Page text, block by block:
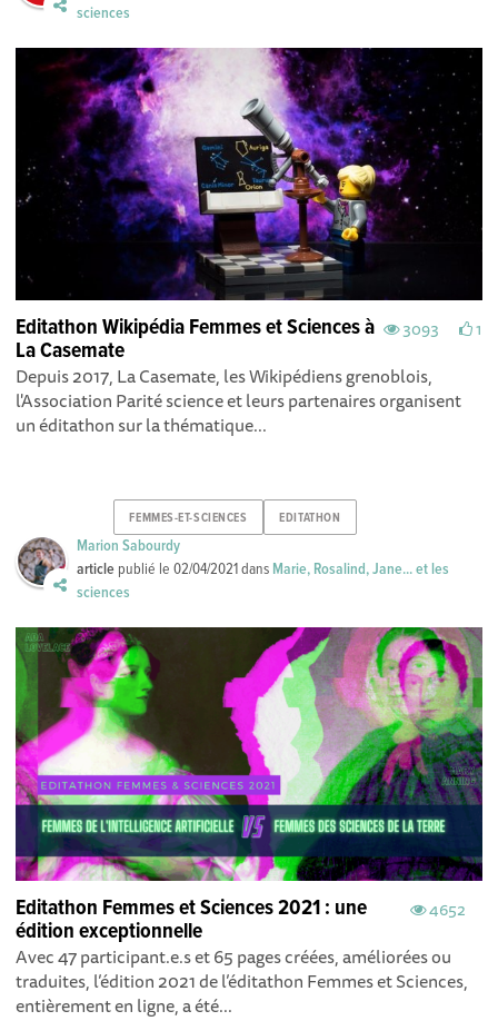
sciences
3093 1
Editathon Wikipédia Femmes et Sciences à
La Casemate
Depuis 2017, La Casemate, les Wikipédiens grenoblois,
l'Association Parité science et leurs partenaires organisent
un éditathon sur la thématique...
FEMMES-ET-SCIENCES EDITATHON
Marion Sabourdy
article publié le02/04/2021dans Marie, Rosalind, Jane... et les
sciences
4652
Editathon Femmes et Sciences 2021 : une
édition exceptionnelle
Avec 47 participant.e.s et 65 pages créées, améliorées ou
traduites, l’édition 2021 de l’éditathon Femmes et Sciences,
entièrement en ligne, a été...